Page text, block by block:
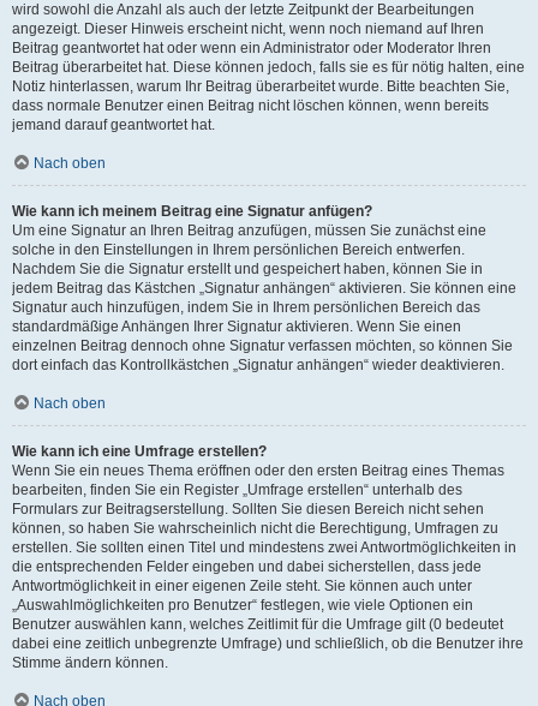
wird sowohl die Anzahl als auch der letzte Zeitpunkt der Bearbeitungen
angezeigt. Dieser Hinweis erscheint nicht, wenn noch niemand auf Ihren
Beitrag geantwortet hat oder wenn ein Administrator oder Moderator Ihren
Beitrag überarbeitet hat. Diese können jedoch, falls sie es für nötig halten, eine
Notiz hinterlassen, warum Ihr Beitrag überarbeitet wurde. Bitte beachten Sie,
dass normale Benutzer einen Beitrag nicht löschen können, wenn bereits
jemand darauf geantwortet hat.
Nach oben
Wie kann ich meinem Beitrag eine Signatur anfügen?
Um eine Signatur an Ihren Beitrag anzufügen, müssen Sie zunächst eine
solche in den Einstellungen in Ihrem persönlichen Bereich entwerfen.
Nachdem Sie die Signatur erstellt und gespeichert haben, können Sie in
jedem Beitrag das Kästchen „Signatur anhängen“ aktivieren. Sie können eine
Signatur auch hinzufügen, indem Sie in Ihrem persönlichen Bereich das
standardmäßige Anhängen Ihrer Signatur aktivieren. Wenn Sie einen
einzelnen Beitrag dennoch ohne Signatur verfassen möchten, so können Sie
dort einfach das Kontrollkästchen „Signatur anhängen“ wieder deaktivieren.
Nach oben
Wie kann ich eine Umfrage erstellen?
Wenn Sie ein neues Thema eröffnen oder den ersten Beitrag eines Themas
bearbeiten, finden Sie ein Register „Umfrage erstellen“ unterhalb des
Formulars zur Beitragserstellung. Sollten Sie diesen Bereich nicht sehen
können, so haben Sie wahrscheinlich nicht die Berechtigung, Umfragen zu
erstellen. Sie sollten einen Titel und mindestens zwei Antwortmöglichkeiten in
die entsprechenden Felder eingeben und dabei sicherstellen, dass jede
Antwortmöglichkeit in einer eigenen Zeile steht. Sie können auch unter
„Auswahlmöglichkeiten pro Benutzer“ festlegen, wie viele Optionen ein
Benutzer auswählen kann, welches Zeitlimit für die Umfrage gilt (0 bedeutet
dabei eine zeitlich unbegrenzte Umfrage) und schließlich, ob die Benutzer ihre
Stimme ändern können.
Nach oben